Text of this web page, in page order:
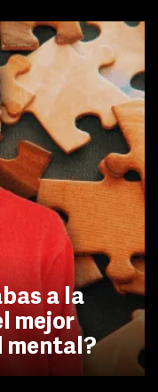
a la
mejor
mental?